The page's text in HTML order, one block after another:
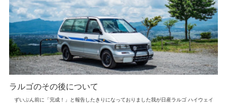
ラルゴのその後について
ずいぶん前に「完成！」と報告したきりになっておりました我が日産ラルゴ ハイウェイ